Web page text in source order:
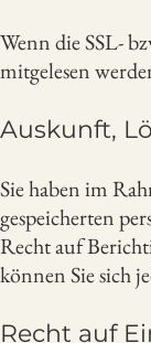
Wenn die SSL-
mitgelesen
Auskunft,
Sie haben im
gespeicherten
Recht auf
können Sie sich
Recht auf